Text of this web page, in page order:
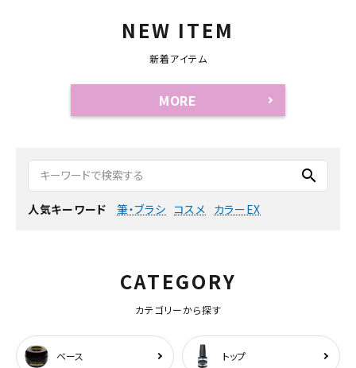
NEW ITEM
新着アイテム
MORE
search
人気キーワード 筆・ブラシ コスメ カラーEX
CATEGORY
カテゴリーから探す
ベース トップ